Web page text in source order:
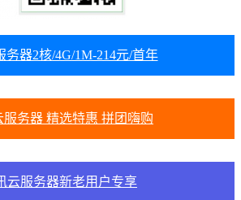
务器2核/4G/1M-214元/首年
服务器 精选特惠 拼团嗨购
云服务器新老用户专享